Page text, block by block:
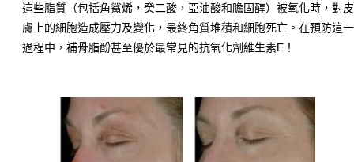
這些脂質（包括角鯊烯，癸二酸，亞油酸和膽固醇）被氧化時，對皮
膚上的細胞造成壓力及變化，最終角質堆積和細胞死亡。在預防這一
過程中，補骨脂酚甚至優於最常見的抗氧化劑維生素E！